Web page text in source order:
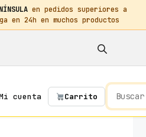
en pedidos superiores a
24h en muchos productos
cuenta Carrito